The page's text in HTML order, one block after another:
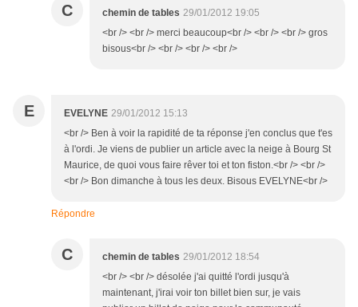
C chemin de tables 29/01/2012 19:05
<br /> <br /> merci beaucoup<br /> <br /> <br /> gros
bisous<br /> <br /> <br /> <br />
E EVELYNE 29/01/2012 15:13
<br /> Ben à voir la rapidité de ta réponse j'en conclus que t'es
à l'ordi. Je viens de publier un article avec la neige à Bourg St
Maurice, de quoi vous faire rêver toi et ton fiston.<br /> <br />
<br /> Bon dimanche à tous les deux. Bisous EVELYNE<br />
Répondre
C chemin de tables 29/01/2012 18:54
<br /> <br /> désolée j'ai quitté l'ordi jusqu'à
maintenant, j'irai voir ton billet bien sur, je vais